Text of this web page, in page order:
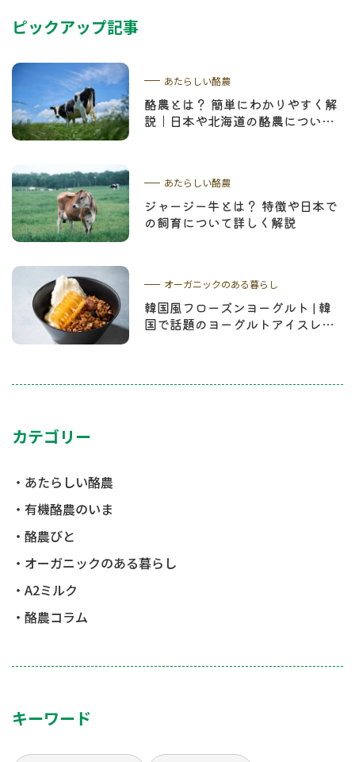
ピックアップ記事
あたらしい酪農
酪農とは？ 簡単にわかりやすく解
説｜日本や北海道の酪農について
あたらしい酪農
ジャージー牛とは？ 特徴や日本で
の飼育について詳しく解説
オーガニックのある暮らし
韓国風フローズンヨーグルト | 韓
国で話題のヨーグルトアイスレシ
カテゴリー
あたらしい酪農
有機酪農のいま
酪農びと
オーガニックのある暮らし
A2ミルク
酪農コラム
キーワード